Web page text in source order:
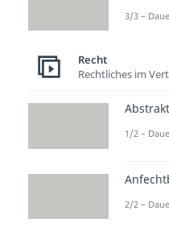
3/3 –
Recht
Rechtliches im
1/2 –
2/2 –